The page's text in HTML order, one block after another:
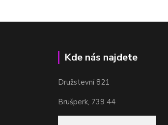
Kde nás najdete
Družstevní 821
Brušperk, 739 44